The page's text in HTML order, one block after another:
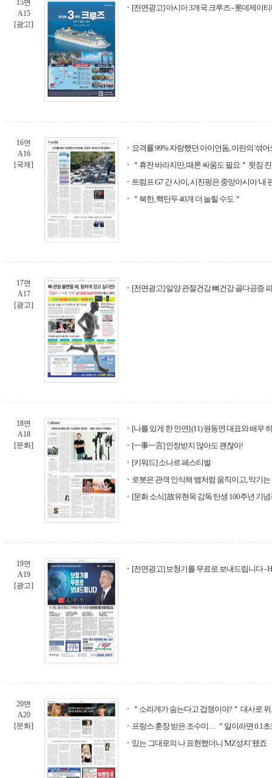
15면
A15
[광고]
[전면광고] 아시아 3개국 크루즈 - 롯데제이
16면
A16
[국제]
요격률 99% 자랑했던 아이언돔, 이란의 '섞
＂휴전 바라지만, 때론 싸움도 필요＂ 뒷짐
트럼프 G7 간 사이, 시진핑은 중앙아시아 '내
＂북한, 핵탄두 40개 더 늘릴 수도＂
17면
A17
[광고]
[전면광고] 일양 관절건강 뼈건강 골다공증
18면
A18
[문화]
[나를 있게 한 인연] (11) 원동연 대표와 배우
[一事一言] 인정받지 않아도 괜찮아!
[키워드] 소나르 페스티벌
로봇은 관객 인식해 뱀처럼 움직이고, 악기
[문화 소식] 故유현목 감독 탄생 100주년 기념
19면
A19
[광고]
[전면광고] 보청기를 무료로 보내드립니다 -
20면
A20
[문화]
＂소라게가 숨는다고 겁쟁이야?＂ 대사로
프랑스 훈장 받은 조수미… ＂일이라면 0.1
있는 그대로의 나 표현했더니 'MZ성지' 됐죠